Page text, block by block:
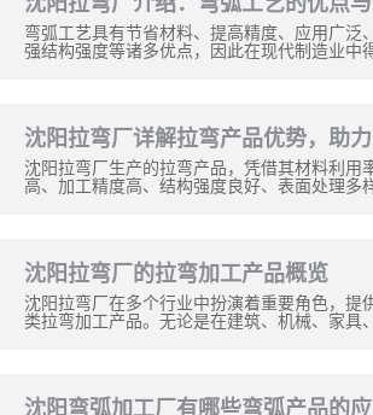
用
弯弧工艺具有节省材料、提高精度、应用广泛
强结构强度等诸多优点，因此在现代制造业中得
沈阳拉弯厂详解拉弯产品优势，助
造行业高效升级
沈阳拉弯厂生产的拉弯产品，凭借其材料利用
高、加工精度高、结构强度良好、表面处理多
沈阳拉弯厂的拉弯加工产品概览
沈阳拉弯厂在多个行业中扮演着重要角色，提
类拉弯加工产品。无论是在建筑、机械、家具、
沈阳弯弧加工厂有哪些弯弧产品的